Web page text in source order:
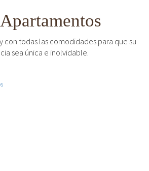
con todas las comodidades para que su
sea única e inolvidable.